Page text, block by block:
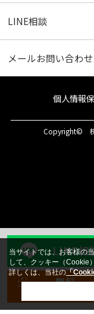
LINE相談
メールお問い合わせ
個人情報
LINE相
無料
Copyright© 株
当サイトでは、お客様の
して、クッキー（Cookie
詳しくは、当社の「